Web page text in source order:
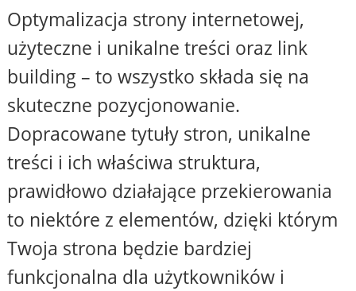
Optymalizacja strony internetowej,
użyteczne i unikalne treści oraz link
building – to wszystko składa się na
skuteczne pozycjonowanie.
Dopracowane tytuły stron, unikalne
treści i ich właściwa struktura,
prawidłowo działające przekierowania
to niektóre z elementów, dzięki którym
Twoja strona będzie bardziej
funkcjonalna dla użytkowników i